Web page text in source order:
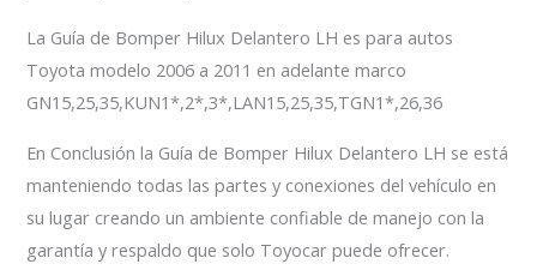
La Guía de Bomper Hilux Delantero LH es para autos
Toyota modelo 2006 a 2011 en adelante marco
GN15,25,35,KUN1*,2*,3*,LAN15,25,35,TGN1*,26,36
En Conclusión la Guía de Bomper Hilux Delantero LH se está
manteniendo todas las partes y conexiones del vehículo en
su lugar creando un ambiente confiable de manejo con la
garantía y respaldo que solo Toyocar puede ofrecer.